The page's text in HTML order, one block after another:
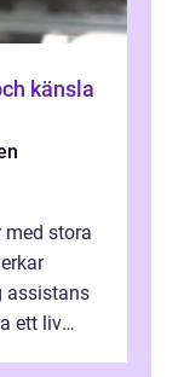
känsla
med stora
assistans
ett liv